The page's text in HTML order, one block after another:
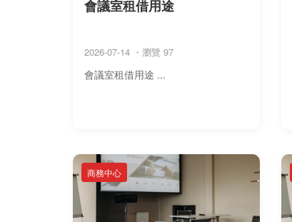
會議室租借用途
2026-07-14 ・瀏覽 97
會議室租借用途 ...
商務中心